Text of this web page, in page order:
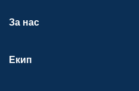
За нас
Екип